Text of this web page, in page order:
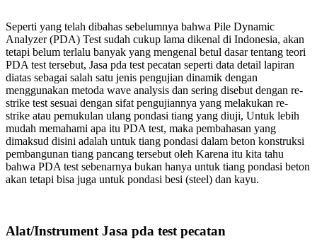
Seperti yang telah dibahas sebelumnya bahwa Pile Dynamic
Analyzer (PDA) Test sudah cukup lama dikenal di Indonesia, akan
tetapi belum terlalu banyak yang mengenal betul dasar tentang teori
PDA test tersebut, Jasa pda test pecatan seperti data detail lapiran
diatas sebagai salah satu jenis pengujian dinamik dengan
menggunakan metoda wave analysis dan sering disebut dengan re-
strike test sesuai dengan sifat pengujiannya yang melakukan re-
strike atau pemukulan ulang pondasi tiang yang diuji, Untuk lebih
mudah memahami apa itu PDA test, maka pembahasan yang
dimaksud disini adalah untuk tiang pondasi dalam beton konstruksi
pembangunan tiang pancang tersebut oleh Karena itu kita tahu
bahwa PDA test sebenarnya bukan hanya untuk tiang pondasi beton
akan tetapi bisa juga untuk pondasi besi (steel) dan kayu.
Alat/Instrument Jasa pda test pecatan